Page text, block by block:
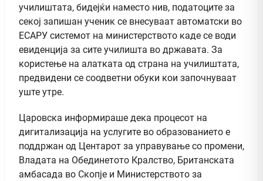
училиштата, бидејќи наместо нив, податоците за
секој запишан ученик се внесуваат автоматски во
ЕСАРУ системот на министерството каде се води
евиденција за сите училишта во државата. За
користење на алатката од страна на училиштата,
предвидени се соодветни обуки кои започнуваат
уште утре.
Царовска информираше дека процесот на
дигитализација на услугите во образованието е
поддржан од Центарот за управување со промени,
Владата на Обединетото Кралство, Британската
амбасада во Скопје и Министерството за